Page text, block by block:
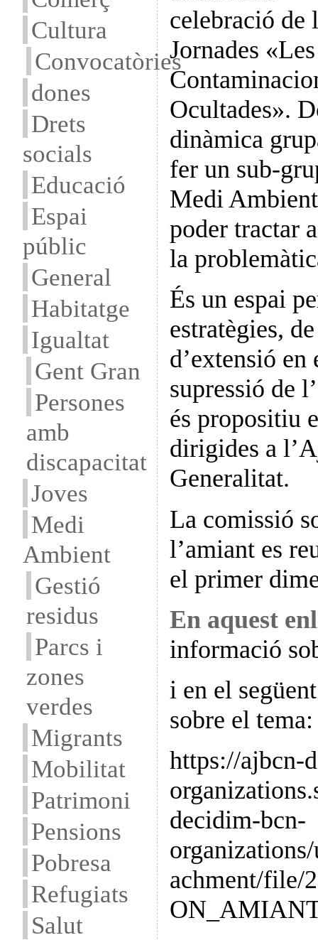
Cultura
Convocatòries
dones
Drets
socials
Educació
Espai
públic
General
Habitatge
Igualtat
Gent Gran
Persones
amb
discapacitat
Joves
Medi
Ambient
Gestió
residus
Parcs i
zones
verdes
Migrants
Mobilitat
Patrimoni
Pensions
Pobresa
Refugiats
Salut
celebració de
Jornades «Les
Ocultades».
dinàmica
fer un sub-
Medi
poder tractar
la
És un espai
estratègies,
d’extensió
supressió de
és propositiu
dirigides a
Generalitat.
La comissió
l’amiant es
el primer
En aquest
informació
i en el
sobre el tema:
https://ajbcn-
decidim-bcn-
achment/file/